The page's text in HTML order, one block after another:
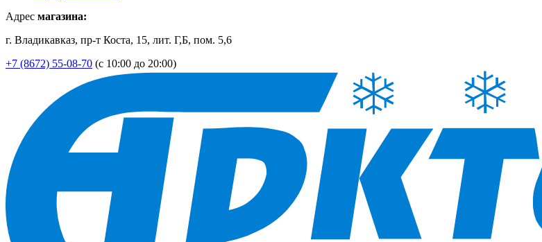
Адрес магазина:
г. Владикавказ, пр-т Коста, 15, лит. Г,Б, пом. 5,6
+7 (8672) 55-08-70 (с 10:00 до 20:00)